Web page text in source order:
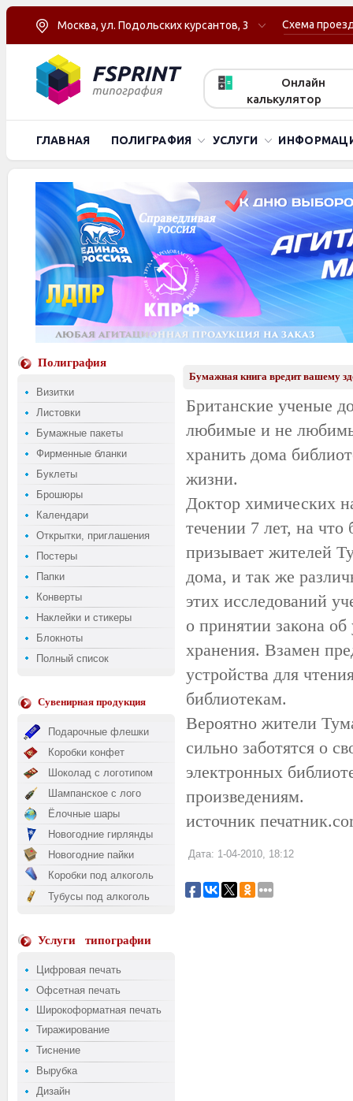
Москва, ул. Подольских курсантов, 3 Схема
Онлайн
калькулятор
ГЛАВНАЯ ПОЛИГРАФИЯ УСЛУГИ
Полиграфия
Визитки
Листовки
Бумажные пакеты
Фирменные бланки
Буклеты
Брошюры
Календари
Открытки, приглашения
Постеры
Папки
Конверты
Наклейки и стикеры
Блокноты
Полный список
Сувенирная продукция
Подарочные флешки
Коробки конфет
Шоколад с логотипом
Шампанское с лого
Ёлочные шары
Новогодние гирлянды
Новогодние пайки
Коробки под алкоголь
Тубусы под алкоголь
Услуги типографии
Цифровая печать
Офсетная печать
Широкоформатная печать
Тиражирование
Тиснение
Вырубка
Дизайн
Бумажная книга вредит вашему
Британские ученые
любимые и не
хранить дома
жизни.
Доктор химических
течении 7 лет, на
призывает жителей
дома, и так же
этих исследований
о принятии закона
хранения. Взамен
устройства для
библиотекам.
Вероятно жители
сильно заботятся о
электронных
произведениям.
источник
Дата: 1-04-2010, 18:12